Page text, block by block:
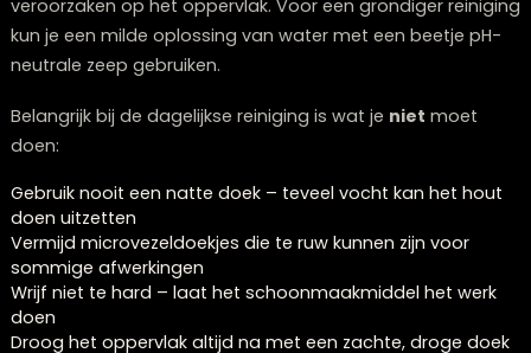
Hoe maak je een houten eettafel
schoon?
Je maakt een houten eettafel dagelijks schoon door
af te stoffen met een zachte, droge of licht vochtige
Dit verwijdert stof en voorkomt dat kleine deeltjes
veroorzaken op het oppervlak. Voor een grondiger
kun je een milde oplossing van water met een beetje
neutrale zeep gebruiken.
Belangrijk bij de dagelijkse reiniging is wat jenietmoet